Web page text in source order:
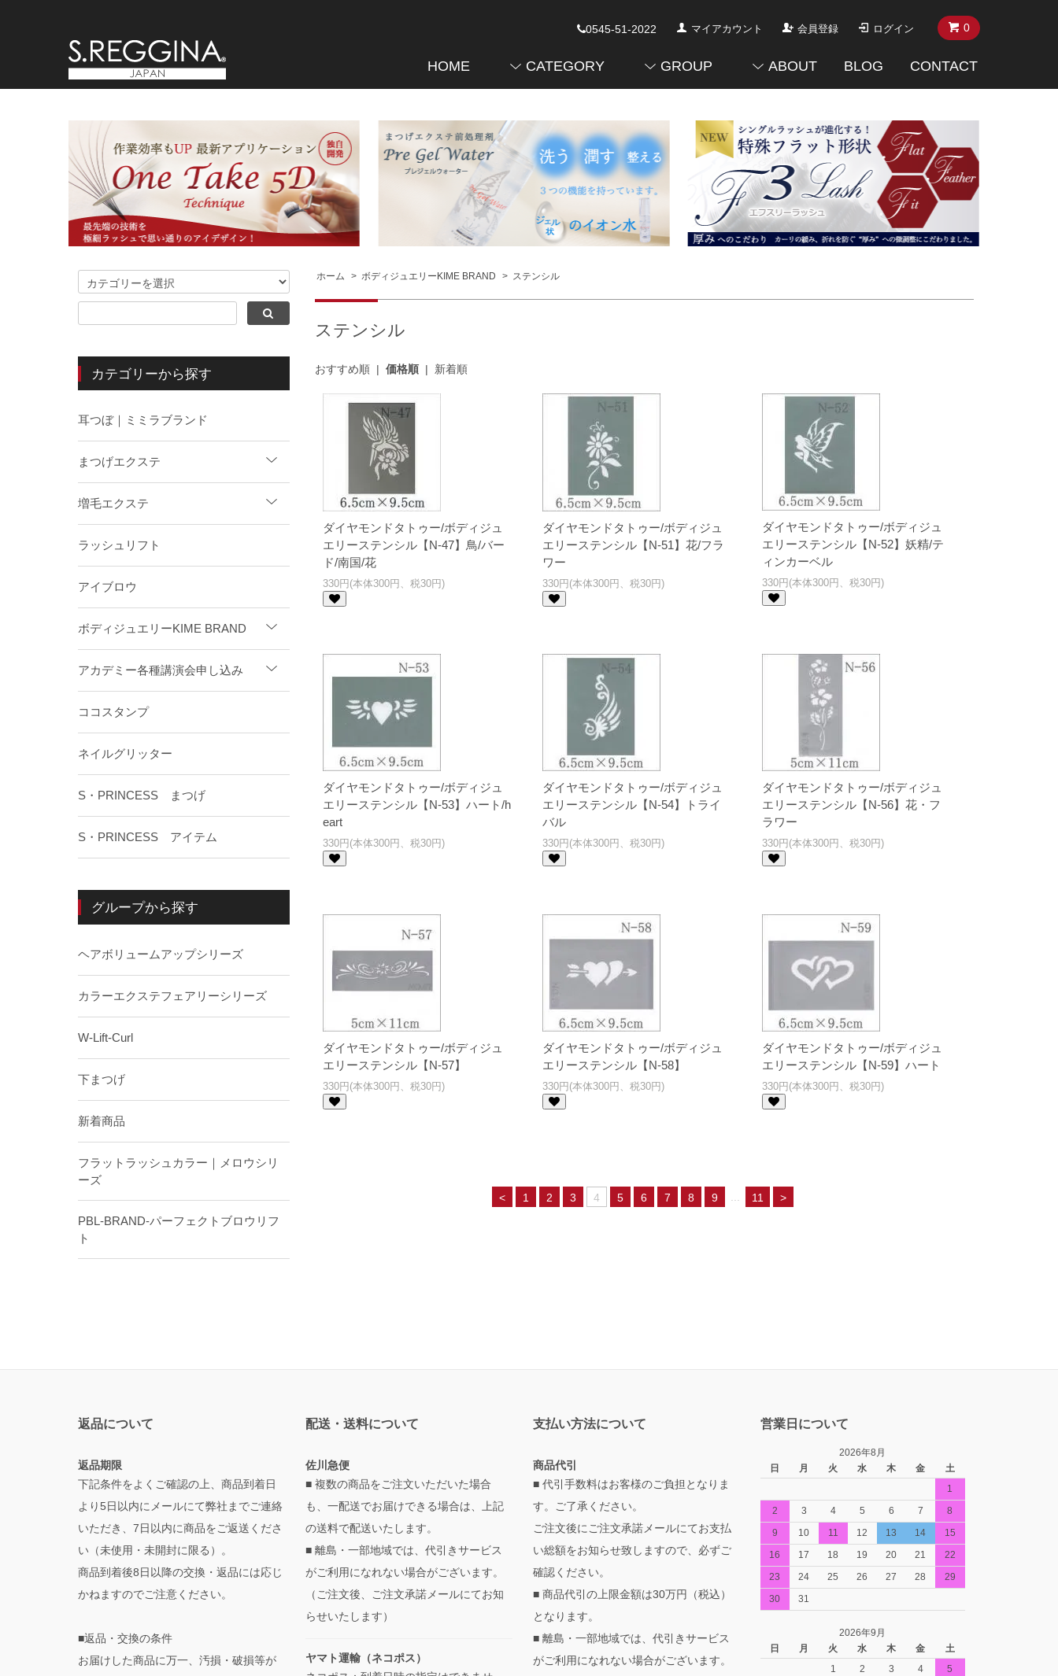
0
0545-51-2022 マイアカウント 会員登録 ログイン
HOME CATEGORY GROUP ABOUT BLOG CONTACT
ホーム > ボディジュエリーKIME BRAND > ステンシル
ステンシル
おすすめ順| 価格順| 新着順
ダイヤモンドタトゥー/ボディジュ
エリーステンシル【N-47】鳥/バー
ド/南国/花
330円(本体300円、税30円)
ダイヤモンドタトゥー/ボディジュ
エリーステンシル【N-51】花/フラ
ワー
330円(本体300円、税30円)
ダイヤモンドタトゥー/ボディジュ
エリーステンシル【N-52】妖精/テ
ィンカーベル
330円(本体300円、税30円)
ダイヤモンドタトゥー/ボディジュ
エリーステンシル【N-53】ハート/h
eart
330円(本体300円、税30円)
ダイヤモンドタトゥー/ボディジュ
エリーステンシル【N-54】トライ
バル
330円(本体300円、税30円)
ダイヤモンドタトゥー/ボディジュ
エリーステンシル【N-56】花・フ
ラワー
330円(本体300円、税30円)
ダイヤモンドタトゥー/ボディジュ
エリーステンシル【N-57】
330円(本体300円、税30円)
ダイヤモンドタトゥー/ボディジュ
エリーステンシル【N-58】
330円(本体300円、税30円)
ダイヤモンドタトゥー/ボディジュ
エリーステンシル【N-59】ハート
330円(本体300円、税30円)
< 1 2 3 4 5 6 7 8 9 11 >
カテゴリーから探す
耳つぼ｜ミミラブランド
まつげエクステ
増毛エクステ
ラッシュリフト
アイブロウ
ボディジュエリーKIME BRAND
アカデミー各種講演会申し込み
ココスタンプ
ネイルグリッター
S・PRINCESS まつげ
S・PRINCESS アイテム
グループから探す
ヘアボリュームアップシリーズ
カラーエクステフェアリーシリーズ
W-Lift-Curl
下まつげ
新着商品
フラットラッシュカラー｜メロウシリ
ーズ
PBL-BRAND-パーフェクトブロウリフ
ト
返品について
返品期限
下記条件をよくご確認の上、商品到着日
より5日以内にメールにて弊社までご連絡
いただき、7日以内に商品をご返送くださ
い（未使用・未開封に限る）。
商品到着後8日以降の交換・返品には応じ
かねますのでご注意ください。
■返品・交換の条件
お届けした商品に万一、汚損・破損等が
配送・送料について
佐川急便
■ 複数の商品をご注文いただいた場合
も、一配送でお届けできる場合は、上記
の送料で配送いたします。
■ 離島・一部地域では、代引きサービス
がご利用になれない場合がございます。
（ご注文後、ご注文承諾メールにてお知
らせいたします）
ヤマト運輸（ネコポス）
支払い方法について
商品代引
■ 代引手数料はお客様のご負担となりま
す。ご了承ください。
ご注文後にご注文承諾メールにてお支払
い総額をお知らせ致しますので、必ずご
確認ください。
■ 商品代引の上限金額は30万円（税込）
となります。
■ 離島・一部地域では、代引きサービス
がご利用になれない場合がございます。
営業日について
2026年8月
日
月 火 水 木 金
土
1
2
3 4 5 6 7
8
9
10 11 12 13 14
15
16
17 18 19 20 21
22
23
24 25 26 27 28
29
30
31
2026年9月
日
月 火 水 木 金
土
1
2 3 4
5